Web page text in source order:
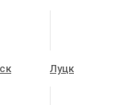
Луцк